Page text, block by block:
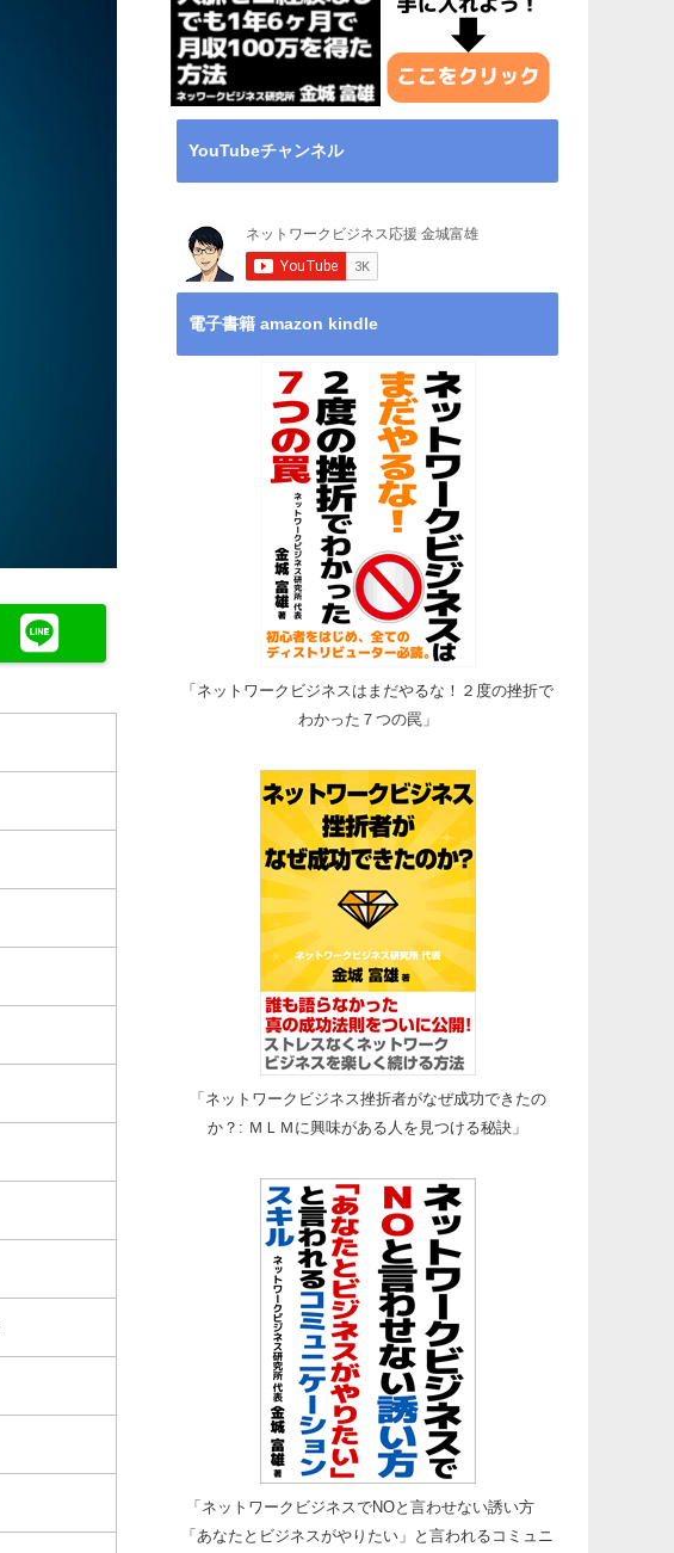
YouTubeチャンネル
電子書籍 amazon kindle
「ネットワークビジネスはまだやるな！２度の挫折で
わかった７つの罠」
「ネットワークビジネス挫折者がなぜ成功できたの
か？: ＭＬＭに興味がある人を見つける秘訣」
「ネットワークビジネスでNOと言わせない誘い方
「あなたとビジネスがやりたい」と言われるコミュニ